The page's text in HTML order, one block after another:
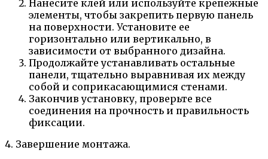
Нанесите клей или используйте крепежные
элементы, чтобы закрепить первую панель
на поверхности. Установите ее
горизонтально или вертикально, в
зависимости от выбранного дизайна.
Продолжайте устанавливать остальные
панели, тщательно выравнивая их между
собой и соприкасающимися стенами.
Закончив установку, проверьте все
соединения на прочность и правильность
фиксации.
4. Завершение монтажа.